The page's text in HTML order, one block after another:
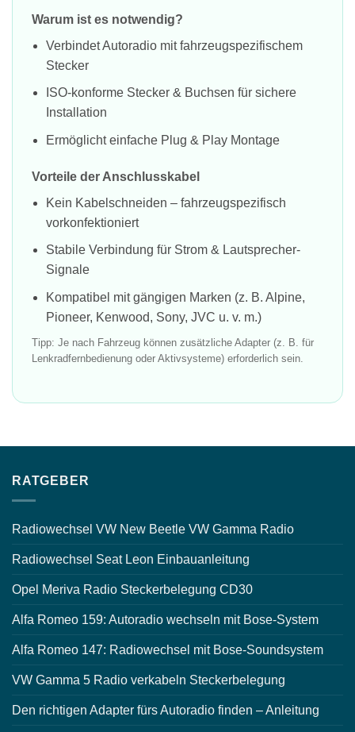
Warum ist es notwendig?
Verbindet Autoradio mit fahrzeugspezifischem
Stecker
ISO-konforme Stecker & Buchsen für sichere
Installation
Ermöglicht einfache Plug & Play Montage
Vorteile der Anschlusskabel
Kein Kabelschneiden – fahrzeugspezifisch
vorkonfektioniert
Stabile Verbindung für Strom & Lautsprecher-
Signale
Kompatibel mit gängigen Marken (z. B. Alpine,
Pioneer, Kenwood, Sony, JVC u. v. m.)
Tipp: Je nach Fahrzeug können zusätzliche Adapter (z. B. für
Lenkradfernbedienung oder Aktivsysteme) erforderlich sein.
RATGEBER
Radiowechsel VW New Beetle VW Gamma Radio
Radiowechsel Seat Leon Einbauanleitung
Opel Meriva Radio Steckerbelegung CD30
Alfa Romeo 159: Autoradio wechseln mit Bose-System
Alfa Romeo 147: Radiowechsel mit Bose-Soundsystem
VW Gamma 5 Radio verkabeln Steckerbelegung
Den richtigen Adapter fürs Autoradio finden – Anleitung